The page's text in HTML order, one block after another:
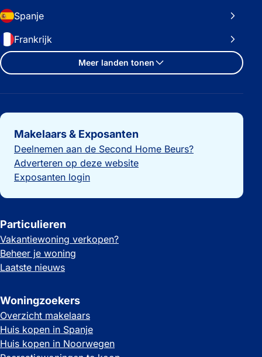
Spanje
Frankrijk
Meer landen tonen
Belangrijke links
Makelaars & Exposanten
Deelnemen aan de Second Home Beurs?
Adverteren op deze website
Exposanten login
Particulieren
Vakantiewoning verkopen?
Beheer je woning
Laatste nieuws
Woningzoekers
Overzicht makelaars
Huis kopen in Spanje
Huis kopen in Noorwegen